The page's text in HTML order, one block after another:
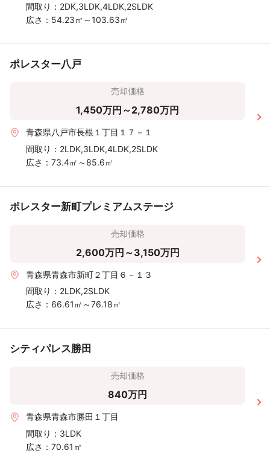
間取り： 2DK,3LDK,4LDK,2SLDK
広さ： 54.23㎡～103.63㎡
ポレスター八戸
売却価格
1,450万円～2,780万円
青森県八戸市長根１丁目１７－１
間取り： 2LDK,3LDK,4LDK,2SLDK
広さ： 73.4㎡～85.6㎡
ポレスター新町プレミアムステージ
売却価格
2,600万円～3,150万円
青森県青森市新町２丁目６－１３
間取り： 2LDK,2SLDK
広さ： 66.61㎡～76.18㎡
シティパレス勝田
売却価格
840万円
青森県青森市勝田１丁目
間取り： 3LDK
広さ： 70.61㎡